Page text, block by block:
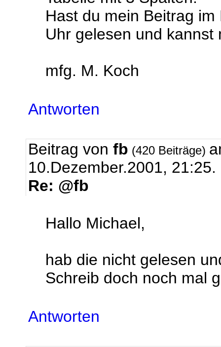
Hast du mein Beitrag
Uhr gelesen und kannst
mfg. M. Koch
Antworten
Beitrag von fb (420 Beiträge)
10.Dezember.2001, 21:25.
Re: @fb
Hallo Michael,
hab die nicht gelesen
Schreib doch noch mal
Antworten